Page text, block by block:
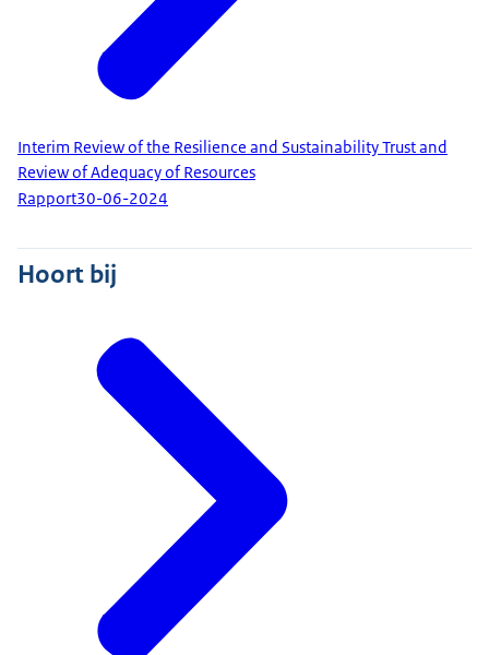
Interim Review of the Resilience and Sustainability Trust and
Review of Adequacy of Resources
Rapport30-06-2024
Hoort bij